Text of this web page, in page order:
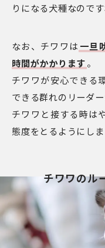
りになる犬種なのです
なお、チワワは 一旦
時間がかかります。
チワワが安心できる
できる群れのリーダー
チワワと接する時は
態度をとるようにしま
チワワのル